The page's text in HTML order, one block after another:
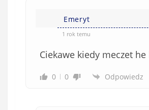
Emeryt
1 rok temu
Ciekawe kiedy meczet he
0 0 Odpowiedz